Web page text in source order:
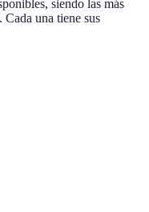
siendo las más
. Cada una tiene sus